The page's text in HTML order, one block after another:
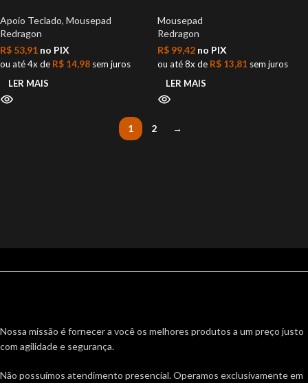
Apoio Teclado, Mousepad
Redragon
R$ 53,91 no PIX
ou até 4x de R$ 14,98 sem juros
LER MAIS
Mousepad
Redragon
R$ 99,42 no PIX
ou até 8x de R$ 13,81 sem juros
LER MAIS
1 2 →
Nossa missão é fornecer a você os melhores produtos a um preço justo
com agilidade e segurança.
Não possuímos atendimento presencial. Operamos exclusivamente em